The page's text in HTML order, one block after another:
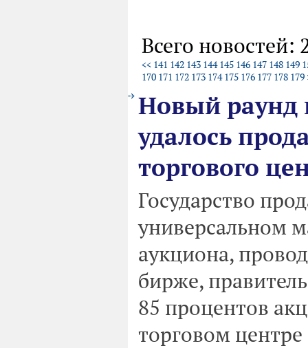
Всего новостей:
<< 141 142 143 144 145 146 147 148 149
170 171 172 173 174 175 176 177 178 179
Новый раунд
удалось
торгового
Государство
универсальном
аукциона,
бирже,
85 процентов
торговом